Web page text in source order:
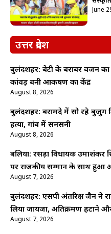
June
उत्तर प्रदेश
बुलंदशहर: बेटी के बराबर वजन
कांवड़ बनी आकर्षण का केंद्र
August 8, 2026
बुलंदशहर: बरामदे में सो रहे बुजुर्ग
हत्या, गांव में सनसनी
August 8, 2026
बलिया: रसड़ा विधायक उमाशंकर
पर राजकीय सम्मान के साथ हुआ
August 7, 2026
बुलंदशहर: एसपी अंतरिक्ष जैन ने
लिया जायजा, अतिक्रमण हटाने
August 7, 2026